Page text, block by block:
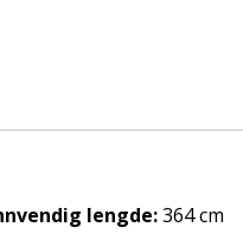
lengde:364 cm